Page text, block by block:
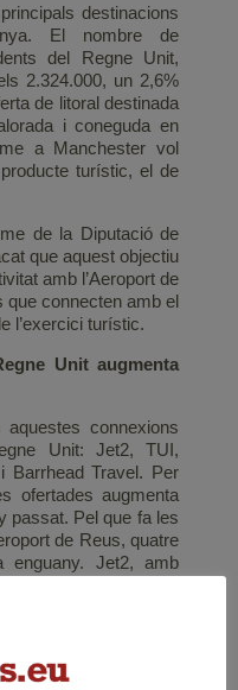
destinacions
El nombre de
del Regne Unit,
2.324.000, un 2,6%
de litoral destinada
i coneguda en
a Manchester vol
turístic, el de
de la Diputació de
que aquest objectiu
amb l’Aeroport de
que connecten amb el
l’exercici turístic.
Unit augmenta
connexions
Unit: Jet2, TUI,
Barrhead Travel. Per
ofertades augmenta
passat. Pel que fa les
de Reus, quatre
enguany. Jet2, amb
a Manchester,
productes